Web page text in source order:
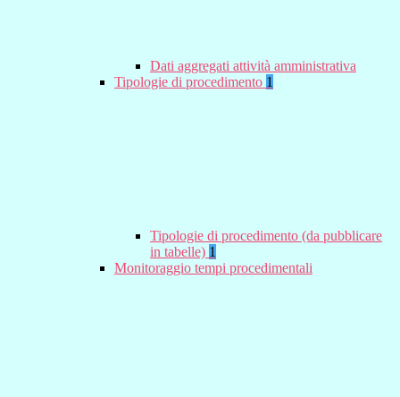
Dati aggregati attività amministrativa
Tipologie di procedimento 1
Tipologie di procedimento (da pubblicare
in tabelle) 1
Monitoraggio tempi procedimentali